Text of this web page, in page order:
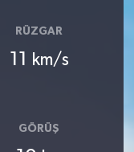
RÜZGAR
11 km/s
GÖRÜŞ